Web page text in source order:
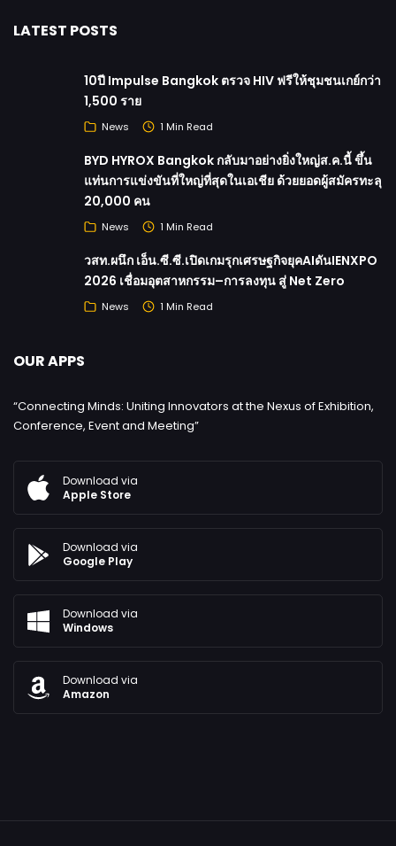
LATEST POSTS
10ปี Impulse Bangkok ตรวจ HIV ฟรีให้ชุมชนเกย์กว่า
1,500 ราย
News 1 Min Read
BYD HYROX Bangkok กลับมาอย่างยิ่งใหญ่ส.ค.นี้ ขึ้น
แท่นการแข่งขันที่ใหญ่ที่สุดในเอเชีย ด้วยยอดผู้สมัครทะลุ
20,000 คน
News 1 Min Read
วสท.ผนึก เอ็น.ซี.ซี.เปิดเกมรุกเศรษฐกิจยุคAIดันIENXPO
2026 เชื่อมอุตสาหกรรม–การลงทุน สู่ Net Zero
News 1 Min Read
OUR APPS
“Connecting Minds: Uniting Innovators at the Nexus of Exhibition,
Conference, Event and Meeting”
Download via
Apple Store
Download via
Google Play
Download via
Windows
Download via
Amazon